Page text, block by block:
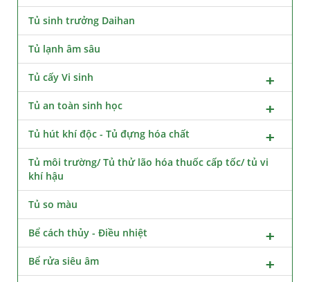
Tủ sinh trưởng Daihan
Tủ lạnh âm sâu
Tủ cấy Vi sinh
Tủ an toàn sinh học
Tủ hút khí độc - Tủ đựng hóa chất
Tủ môi trường/ Tủ thử lão hóa thuốc cấp tốc/ tủ vi
khí hậu
Tủ so màu
Bể cách thủy - Điều nhiệt
Bể rửa siêu âm